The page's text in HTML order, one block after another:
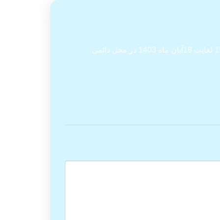
هفدهمین نمایشگاه تجهیزات پزشکی، دندانپزشکی، لوازم بیمارستانی، آزمایشگاهی و صنایع دارویی شیراز هلث در تاریخ 15 لغایت 18آبان ماه 1403 در محل دائمی